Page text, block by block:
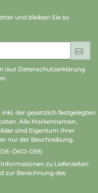
und bleiben Sie so
laut Datenschutzerklärung
der gesetzlich festgelegten
Alle Markennamen,
sind Eigentum Ihrer
nur der Beschreibung.
ÖKO-039)
Informationen zu Lieferzeiten
zur Berechnung des